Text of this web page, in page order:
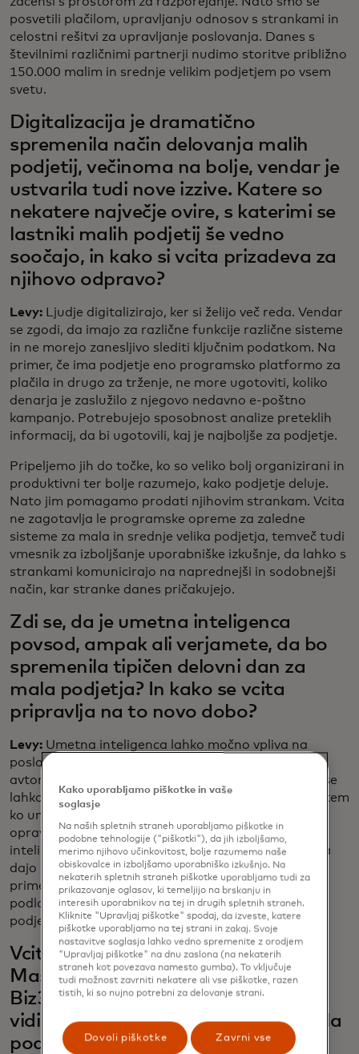
posvetili plačilom, upravljanju odnosov s strankami in
celostni rešitvi za upravljanje poslovanja. Danes s
številnimi različnimi partnerji nudimo storitve približno
150.000 malim in srednje velikim podjetjem po vsem
svetu.
Digitalizacija je dramatično
spremenila način delovanja malih
podjetij, večinoma na bolje, vendar je
ustvarila tudi nove izzive. Katere so
nekatere največje ovire, s katerimi se
lastniki malih podjetij še vedno
soočajo, in kako si vcita prizadeva za
njihovo odpravo?
Levy:
Ljudje digitalizirajo, ker si želijo več reda. Vendar
se zgodi, da imajo za različne funkcije različne sisteme
in ne morejo zanesljivo slediti ključnim podatkom. Na
primer, če ima podjetje eno programsko platformo za
plačila in drugo za trženje, ne more ugotoviti, koliko
denarja je zaslužilo z njegovo nedavno e-poštno
kampanjo. Potrebujejo sposobnost analize preteklih
informacij, da bi ugotovili, kaj je najboljše za podjetje.
Pripeljemo jih do točke, ko so veliko bolj organizirani in
produktivni ter bolje razumejo, kako podjetje deluje.
Nato jim pomagamo prodati njihovim strankam. Vcita
ne zagotavlja le programske opreme za zaledne
sisteme za mala in srednje velika podjetja, temveč tudi
vmesnik za izboljšanje uporabniške izkušnje, da lahko s
strankami komunicirajo na naprednejši in sodobnejši
način, kar stranke danes pričakujejo.
Zdi se, da je umetna inteligenca
povsod, ampak ali verjamete, da bo
spremenila tipičen delovni dan za
mala podjetja? In kako se vcita
pripravlja na to novo dobo?
Levy: Umetna inteligenca lahko močno vpliva na
poslovanje malih in srednje velikih podjetij z
avtomatizacijo. Prihranijo lahko dragoceni čas, saj se
lahko osredotočijo na tisto, kar najbolje znajo, medtem
ko umetna inteligenca opravlja administrativna
opravila. Naš hibridni pristop omogoča, da umetna
inteligenca opravi večino dela, vendar mala podjetja
dajo končno odobritev, tako da ohranijo nadzor. Na
primer, umetna inteligenca lahko ustvari oceno na
podlagi zahteve stranke, vendar jo lastnik malega
podjetja odobri, preden jo pošlje.
Vcita je pred kratkim sodelovala z
Mastercardom, da bi omogočila
Biz360. Zakaj je Biz360 z vašega
vidika tako prelomna poteza za mala
podjetja?
Kako uporabljamo piškotke in vaše
soglasje
Na naših spletnih straneh uporabljamo piškotke in
podobne tehnologije ("piškotki"), da jih izboljšamo,
merimo njihovo učinkovitost, bolje razumemo naše
obiskovalce in izboljšamo uporabniško izkušnjo. Na
nekaterih spletnih straneh piškotke uporabljamo tudi za
prikazovanje oglasov, ki temeljijo na brskanju in
interesih uporabnikov na tej in drugih spletnih straneh.
Kliknite "Upravljaj piškotke" spodaj, da izveste, katere
piškotke uporabljamo na tej strani in zakaj. Svoje
nastavitve soglasja lahko vedno spremenite z orodjem
"Upravljaj piškotke" na dnu zaslona (na nekaterih
straneh kot povezava namesto gumba). To vključuje
tudi možnost zavrniti nekatere ali vse piškotke, razen
tistih, ki so nujno potrebni za delovanje strani.
Dovoli piškotke Zavrni vse